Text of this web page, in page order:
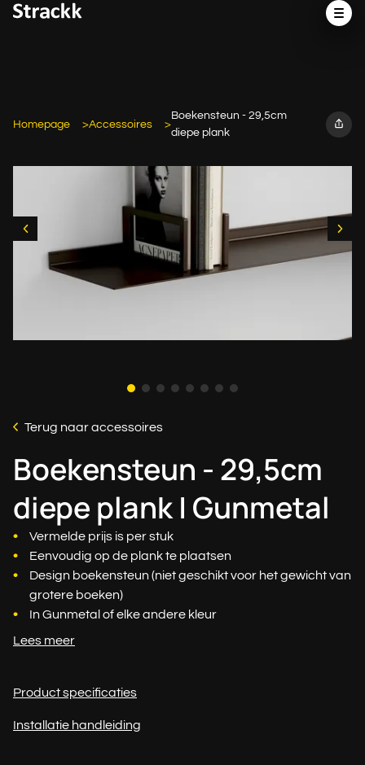
Homepage Accessoires
Boekensteun - 29,5cm
diepe plank
Terug naar accessoires
Boekensteun - 29,5cm
diepe plank | Gunmetal
Vermelde prijs is per stuk
Eenvoudig op de plank te plaatsen
Design boekensteun (niet geschikt voor het gewicht van
grotere boeken)
In Gunmetal of elke andere kleur
Lees meer
Product specificaties
Installatie handleiding